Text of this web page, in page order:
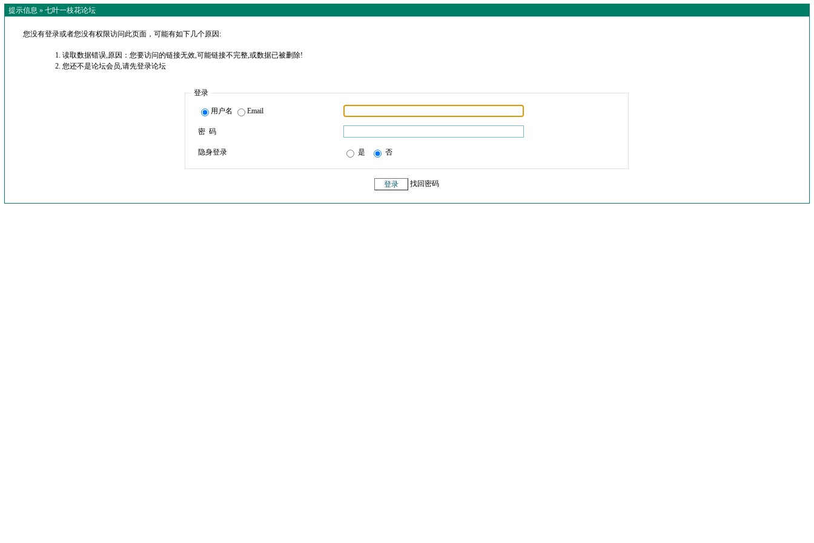
提示信息 » 七叶一枝花论坛
您没有登录或者您没有权限访问此页面，可能有如下几个原因:
读取数据错误,原因：您要访问的链接无效,可能链接不完整,或数据已被删除!
您还不是论坛会员,请先登录论坛
登录
用户名 Email
密 码
隐身登录 是 否
找回密码